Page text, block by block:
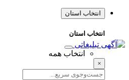
انتخاب استان
انتخاب استان
انتخاب همه
×